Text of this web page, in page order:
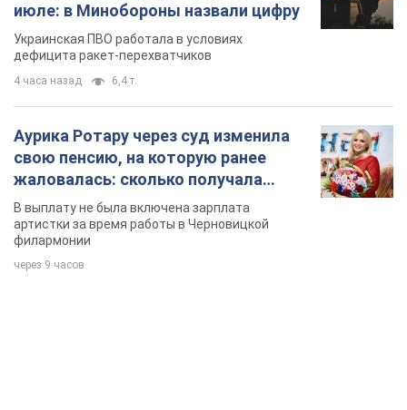
июле: в Минобороны назвали цифру
Украинская ПВО работала в условиях
дефицита ракет-перехватчиков
4 часа назад 6,4 т.
Аурика Ротару через суд изменила
свою пенсию, на которую ранее
жаловалась: сколько получала
певица
В выплату не была включена зарплата
артистки за время работы в Черновицкой
филармонии
через 9 часов